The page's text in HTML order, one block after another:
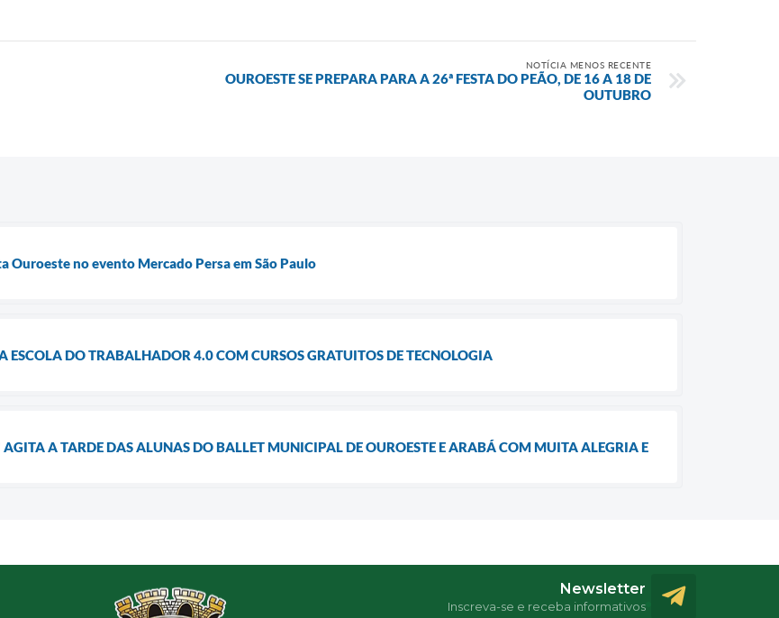
NOTÍCIA MENOS RECENTE
OUROESTE SE PREPARA PARA A 26ª FESTA DO PEÃO, DE 16 A 18 DE
OUTUBRO
Ouroeste no evento Mercado Persa em São Paulo
ESCOLA DO TRABALHADOR 4.0 COM CURSOS GRATUITOS DE TECNOLOGIA
A TARDE DAS ALUNAS DO BALLET MUNICIPAL DE OUROESTE E ARABÁ COM MUITA ALEGRIA E
Newsletter
Inscreva-se e receba informativos